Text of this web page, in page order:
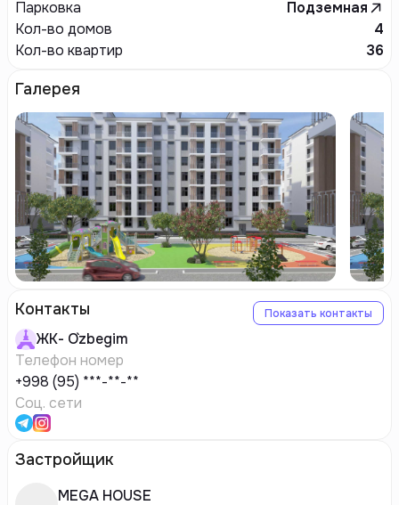
Парковка
Подземная
Кол-во домов
4
Кол-во квартир
36
Галерея
Контакты Показать контакты
ЖК- O`zbegim
Телефон номер
+998 (95) ***-**-**
Соц. сети
Застройщик
MEGA HOUSE